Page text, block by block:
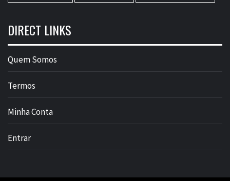
DIRECT LINKS
Quem Somos
Termos
Minha Conta
Entrar